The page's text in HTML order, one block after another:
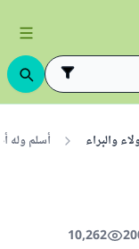
والبراء أسلم وله
10,262